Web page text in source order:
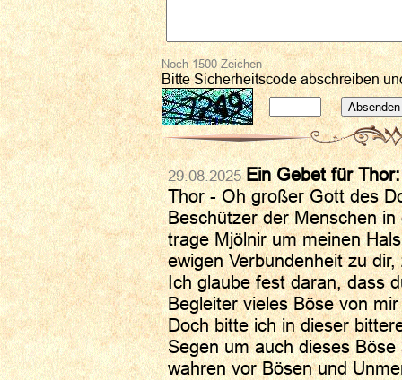
Noch1500 Zeichen
Bitte Sicherheitscode abschreiben
29.08.2025Ein Gebet für Thor:
Thor - Oh großer Gott des
Beschützer der Menschen
trage Mjölnir um meinen
ewigen Verbundenheit zu
Ich glaube fest daran, dass
Begleiter vieles Böse von
Doch bitte ich in dieser
Segen um auch dieses
wahren vor Bösen und